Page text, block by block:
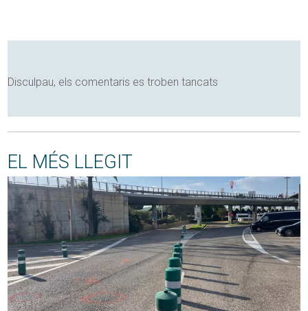
Disculpau, els comentaris es troben tancats
EL MÉS LLEGIT